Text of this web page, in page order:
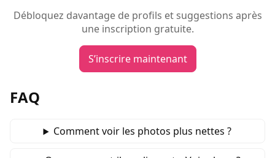
Débloquez davantage de profils et suggestions après
une inscription gratuite.
S’inscrire maintenant
FAQ
Comment voir les photos plus nettes ?